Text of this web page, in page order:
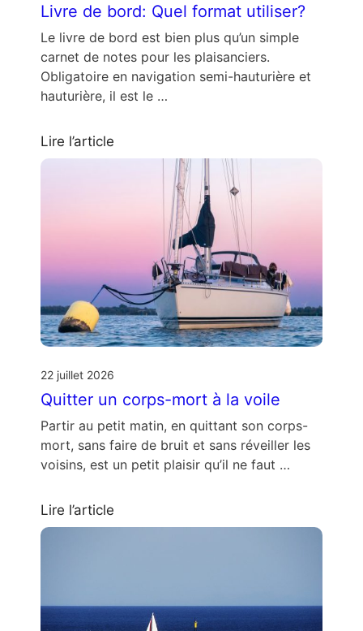
Livre de bord: Quel format utiliser?
Le livre de bord est bien plus qu’un simple
carnet de notes pour les plaisanciers.
Obligatoire en navigation semi-hauturière et
hauturière, il est le …
Lire l’article
22 juillet 2026
Quitter un corps-mort à la voile
Partir au petit matin, en quittant son corps-
mort, sans faire de bruit et sans réveiller les
voisins, est un petit plaisir qu’il ne faut …
Lire l’article